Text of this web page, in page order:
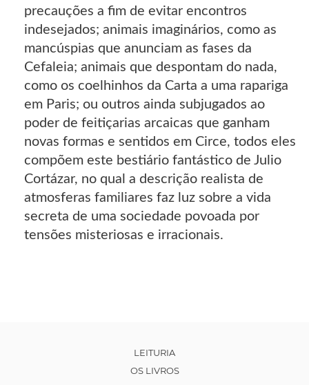
precauções a fim de evitar encontros
indesejados; animais imaginários, como as
mancúspias que anunciam as fases da
Cefaleia; animais que despontam do nada,
como os coelhinhos da Carta a uma rapariga
em Paris; ou outros ainda subjugados ao
poder de feitiçarias arcaicas que ganham
novas formas e sentidos em Circe, todos eles
compõem este bestiário fantástico de Julio
Cortázar, no qual a descrição realista de
atmosferas familiares faz luz sobre a vida
secreta de uma sociedade povoada por
tensões misteriosas e irracionais.
LEITURIA
OS LIVROS